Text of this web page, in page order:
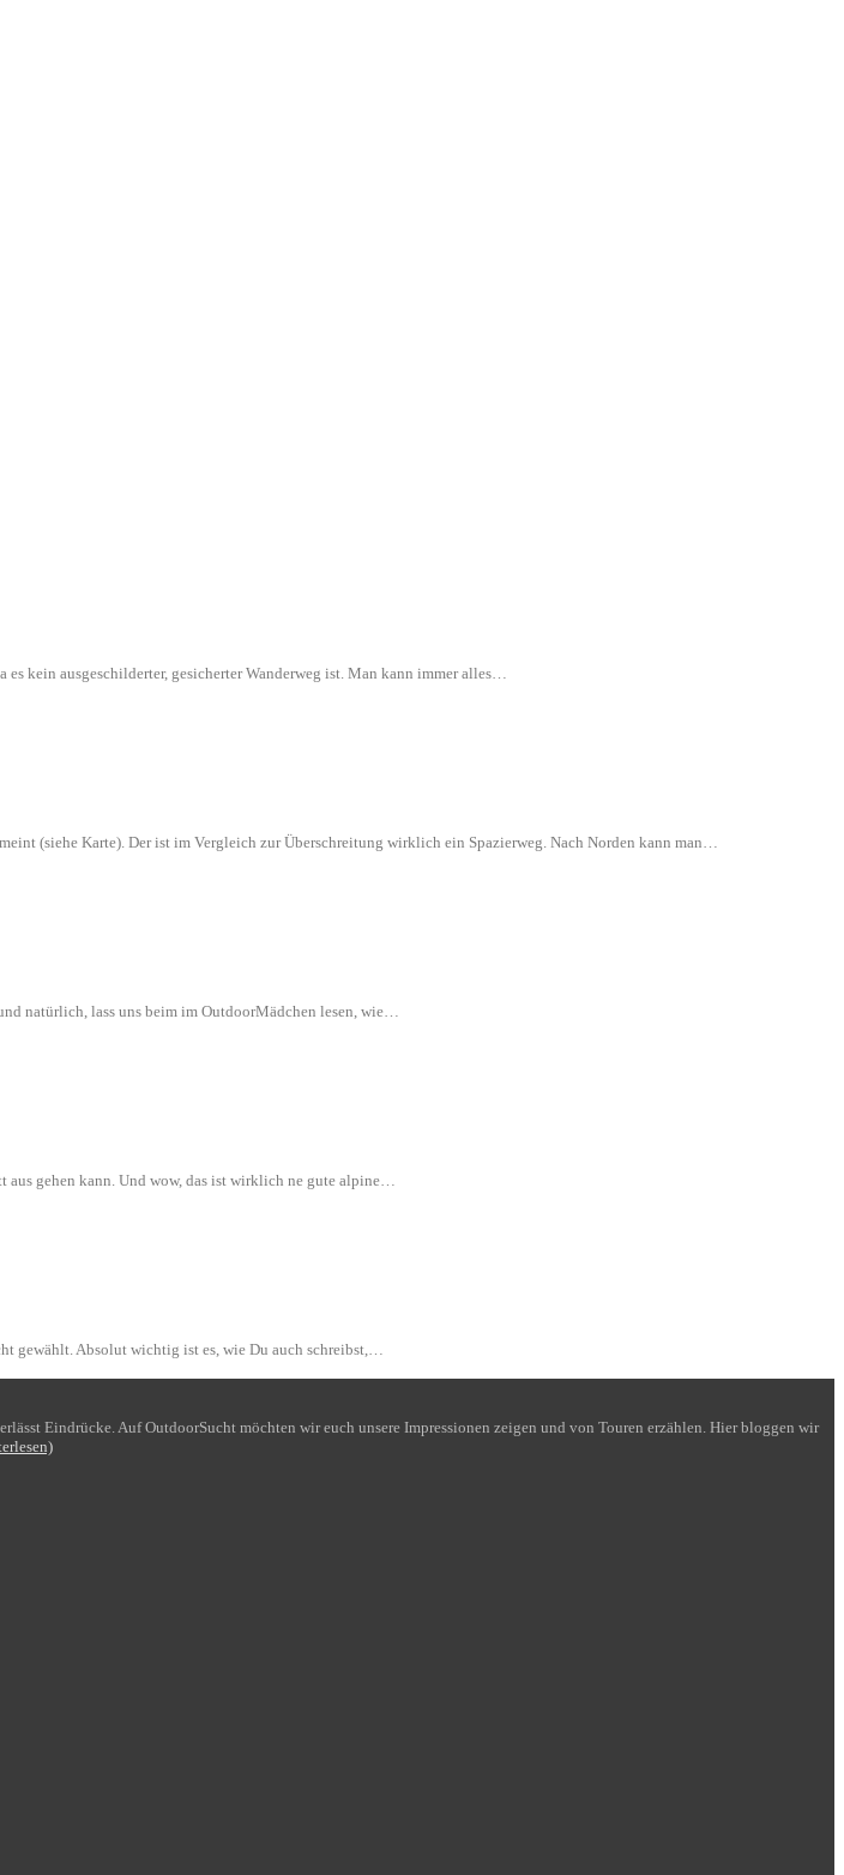
kein ausgeschilderter, gesicherter Wanderweg ist. Man kann immer alles…
(siehe Karte). Der ist im Vergleich zur Überschreitung wirklich ein Spazierweg. Nach Norden kann man…
natürlich, lass uns beim im OutdoorMädchen lesen, wie…
aus gehen kann. Und wow, das ist wirklich ne gute alpine…
gewählt. Absolut wichtig ist es, wie Du auch schreibst,…
Eindrücke. Auf OutdoorSucht möchten wir euch unsere Impressionen zeigen und von Touren erzählen. Hier bloggen wir